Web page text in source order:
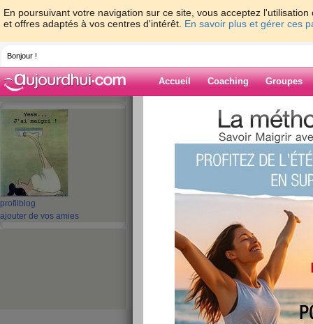
En poursuivant votre navigation sur ce site, vous acceptez
et offres adaptés à vos centres d'intérêt. En savoir plus et gérer ces
Bonjour !
Accueil Coaching Groupes
profil blog
ajouter de vos amies
>
Blog de gladdys
21 - 27 »
‹ Préc. 1 2 3 4 5
Mes objectifs
construction
publié le 10/01/2010 à 21:10